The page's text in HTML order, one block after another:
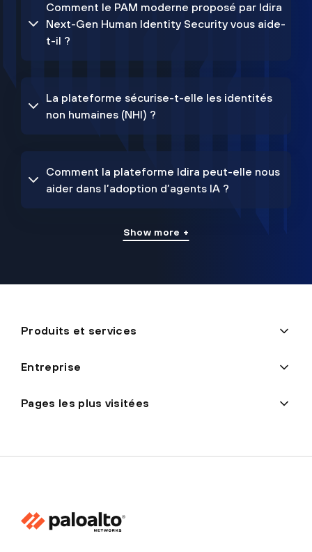
Comment le PAM moderne proposé par Idira
Next-Gen Human Identity Security vous aide-
t-il ?
La plateforme sécurise-t-elle les identités
non humaines (NHI) ?
Comment la plateforme Idira peut-elle nous
aider dans l’adoption d’agents IA ?
Show more +
Produits et services
Entreprise
Pages les plus visitées